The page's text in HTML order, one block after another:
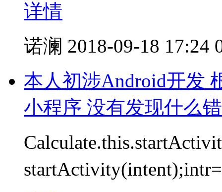
详情
诺澜 2018-09-18 17:24
本人初涉Android开发
小程序 没有发现什么